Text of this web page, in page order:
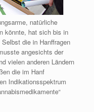
natürliche
könnte, hat sich bis in
Selbst die in Hanffragen
angesichts der
vielen anderen Ländern
die im Hanf
Indikationsspektrum